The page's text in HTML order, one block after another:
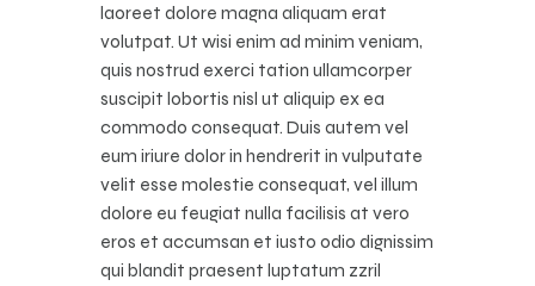
laoreet dolore magna aliquam erat
volutpat. Ut wisi enim ad minim veniam,
quis nostrud exerci tation ullamcorper
suscipit lobortis nisl ut aliquip ex ea
commodo consequat. Duis autem vel
eum iriure dolor in hendrerit in vulputate
velit esse molestie consequat, vel illum
dolore eu feugiat nulla facilisis at vero
eros et accumsan et iusto odio dignissim
qui blandit praesent luptatum zzril